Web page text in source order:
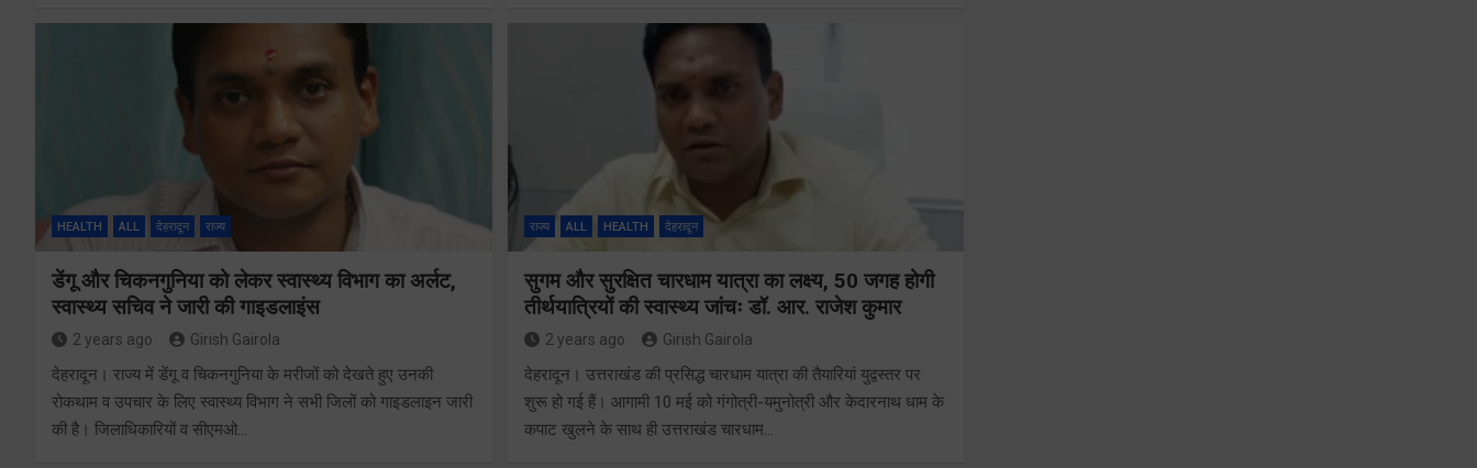
HEALTH ALL देहरादून राज्य
डेंगू और चिकनगुनिया को लेकर स्वास्थ्य विभाग का अर्लट,
स्वास्थ्य सचिव ने जारी की गाइडलाइंस
2 years ago Girish Gairola
देहरादून। राज्य में डेंगू व चिकनगुनिया के मरीजों को देखते हुए उनकी
रोकथाम व उपचार के लिए स्वास्थ्य विभाग ने सभी जिलों को गाइडलाइन जारी
की है। जिलाधिकारियों व सीएमओ…
राज्य ALL HEALTH देहरादून
सुगम और सुरक्षित चारधाम यात्रा का लक्ष्य, 50 जगह होगी
तीर्थयात्रियों की स्वास्थ्य जांचः डॉ. आर. राजेश कुमार
2 years ago Girish Gairola
देहरादून। उत्तराखंड की प्रसिद्ध चारधाम यात्रा की तैयारियां युद्वस्तर पर
शुरू हो गई हैं। आगामी 10 मई को गंगोत्री-यमुनोत्री और केदारनाथ धाम के
कपाट खुलने के साथ ही उत्तराखंड चारधाम…